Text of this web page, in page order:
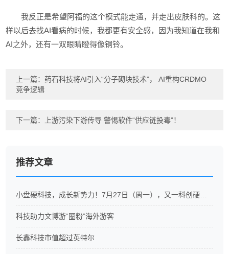
我反正是希望阿福的这个模式能走通，并走出皮肤科的。这
样以后去找AI看病的时候，我都更有安全感，因为我知道在我和
AI之外，还有一双眼睛瞪得像铜铃。
上一篇： 药石科技将AI引入“分子砌块技术”， AI重构CRDMO
竞争逻辑
下一篇： 上游污染下游传导 警惕软件“供应链投毒”！
推荐文章
科技助力文博游“圈粉”海外游客
长鑫科技市值超过英特尔